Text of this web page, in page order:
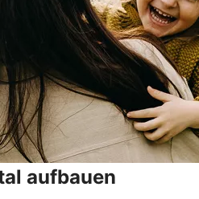
aufbauen